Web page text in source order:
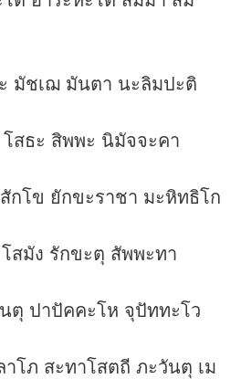
มัชเฌ มันตา นะลิมปะติ
สธะ สิพพะ นิมัจจะคา
กโข ยักขะราชา มะหิทธิโก
สมัง รักขะตุ สัพพะทา
ตุ ปาปัคคะโห จุปัททะโว
โภ สะทาโสตถี ภะวันตุ เม